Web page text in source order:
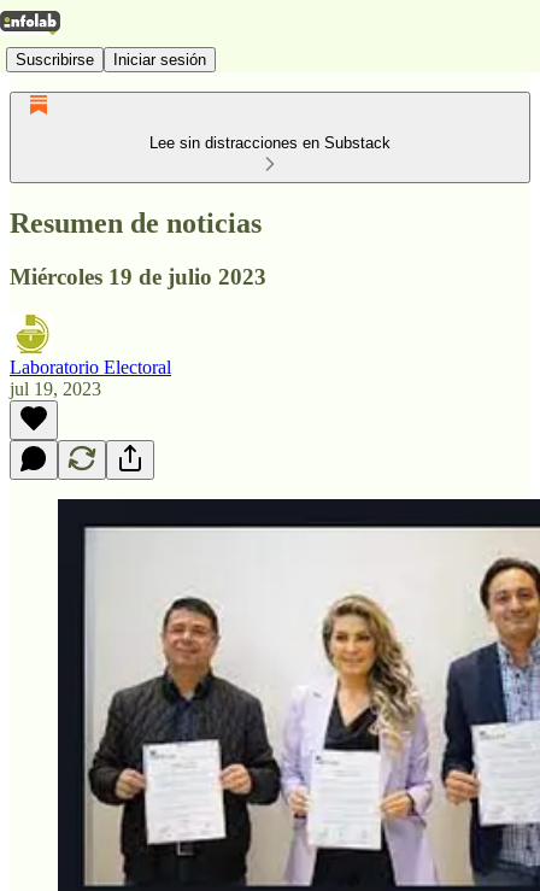
Suscribirse Iniciar sesión
Lee sin distracciones en Substack
Resumen de noticias
Miércoles 19 de julio 2023
Laboratorio Electoral
jul 19, 2023